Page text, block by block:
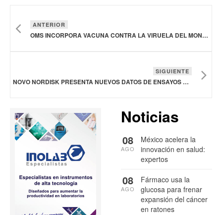
ANTERIOR
OMS INCORPORA VACUNA CONTRA LA VIRUELA DEL MONO A LISTA DE PRODUCTOS QUE CONSIDERA SEGUROS Y EFICACES
SIGUIENTE
NOVO NORDISK PRESENTA NUEVOS DATOS DE ENSAYOS CLAVE SOBRE DIABETES Y OBESIDAD
Noticias
México acelera la
innovación en salud:
expertos
08
AGO
Fármaco usa la
glucosa para frenar
expansión del cáncer
en ratones
08
AGO